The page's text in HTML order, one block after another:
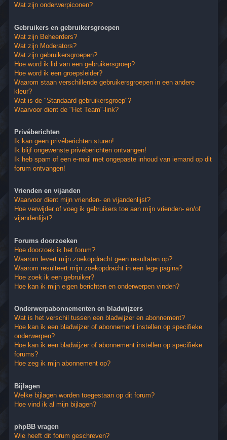
Wat zijn onderwerpiconen?
Gebruikers en gebruikersgroepen
Wat zijn Beheerders?
Wat zijn Moderators?
Wat zijn gebruikersgroepen?
Hoe word ik lid van een gebruikersgroep?
Hoe word ik een groepsleider?
Waarom staan verschillende gebruikersgroepen in een andere
kleur?
Wat is de "Standaard gebruikersgroep"?
Waarvoor dient de "Het Team"-link?
Privéberichten
Ik kan geen privéberichten sturen!
Ik blijf ongewenste privéberichten ontvangen!
Ik heb spam of een e-mail met ongepaste inhoud van iemand op dit
forum ontvangen!
Vrienden en vijanden
Waarvoor dient mijn vrienden- en vijandenlijst?
Hoe verwijder of voeg ik gebruikers toe aan mijn vrienden- en/of
vijandenlijst?
Forums doorzoeken
Hoe doorzoek ik het forum?
Waarom levert mijn zoekopdracht geen resultaten op?
Waarom resulteert mijn zoekopdracht in een lege pagina?
Hoe zoek ik een gebruiker?
Hoe kan ik mijn eigen berichten en onderwerpen vinden?
Onderwerpabonnementen en bladwijzers
Wat is het verschil tussen een bladwijzer en abonnement?
Hoe kan ik een bladwijzer of abonnement instellen op specifieke
onderwerpen?
Hoe kan ik een bladwijzer of abonnement instellen op specifieke
forums?
Hoe zeg ik mijn abonnement op?
Bijlagen
Welke bijlagen worden toegestaan op dit forum?
Hoe vind ik al mijn bijlagen?
phpBB vragen
Wie heeft dit forum geschreven?